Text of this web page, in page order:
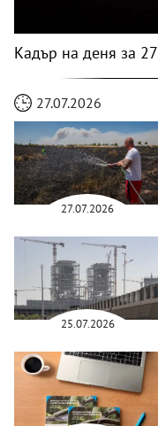
Кадър на деня за
27.07.2026
27.07.2026
25.07.2026